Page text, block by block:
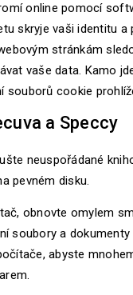
online pomocí
skryje vaši identitu a
stránkám
vaše data. Kamo
souborů cookie
a Speccy
neuspořádané
pevném disku.
obnovte omylem
soubory a dokumenty
abyste